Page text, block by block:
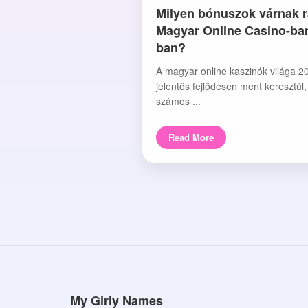
Milyen bónuszok várnak
Magyar Online Casino-
ban?
A magyar online kaszinók világa
jelentős fejlődésen ment
számos ...
Read More
My Girly Names